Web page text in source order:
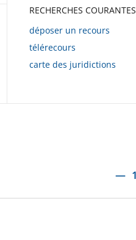
RECHERCHES COURANTES
déposer un recours
télérecours
carte des juridictions